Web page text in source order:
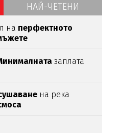
НАЙ-ЧЕТЕНИ
на перфектното
заплата
на река